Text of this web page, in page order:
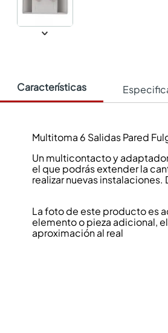
Características
Multitoma 6 Salidas Pared
Un multicontacto y
el que podrás extender la
realizar nuevas
La foto de este producto es
elemento o pieza adicional,
aproximación al real